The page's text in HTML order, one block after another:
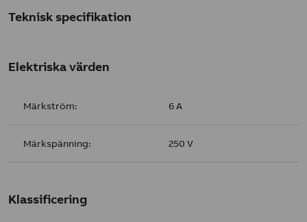
Teknisk specifikation
Elektriska värden
Märkström: 6 A
Märkspänning: 250 V
Klassificering